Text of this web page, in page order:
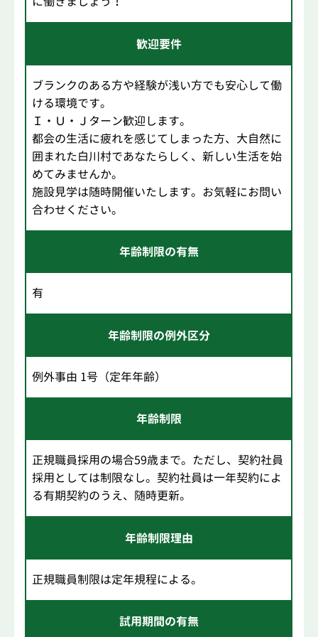
歓迎要件
ブランクのある方や経験が浅い方でも安心して働
ける環境です。
Ｉ・Ｕ・Ｊターン歓迎します。
都会の生活に疲れを感じてしまった方、大自然に
囲まれた白川村であなたらしく、新しい生活を始
めてみませんか。
施設見学は随時開催いたします。お気軽にお問い
合わせください。
年齢制限の有無
有
年齢制限の例外区分
例外事由 1号（定年年齢）
年齢制限
正規職員採用の場合59歳まで。ただし、契約社員
採用としては制限なし。契約社員は一年契約によ
る有期契約のうえ、随時更新。
年齢制限理由
正規職員制限は定年規程による。
試用期間の有無